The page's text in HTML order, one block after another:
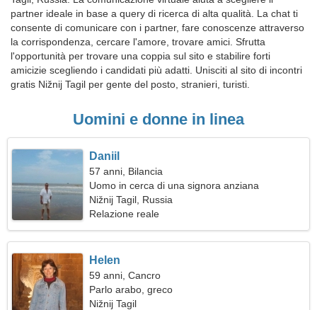
partner ideale in base a query di ricerca di alta qualità. La chat ti
consente di comunicare con i partner, fare conoscenze attraverso
la corrispondenza, cercare l'amore, trovare amici. Sfrutta
l'opportunità per trovare una coppia sul sito e stabilire forti
amicizie scegliendo i candidati più adatti. Unisciti al sito di incontri
gratis Nižnij Tagil per gente del posto, stranieri, turisti.
Uomini e donne in linea
Daniil
57 anni, Bilancia
Uomo in cerca di una signora anziana
Nižnij Tagil, Russia
Relazione reale
Helen
59 anni, Cancro
Parlo arabo, greco
Nižnij Tagil